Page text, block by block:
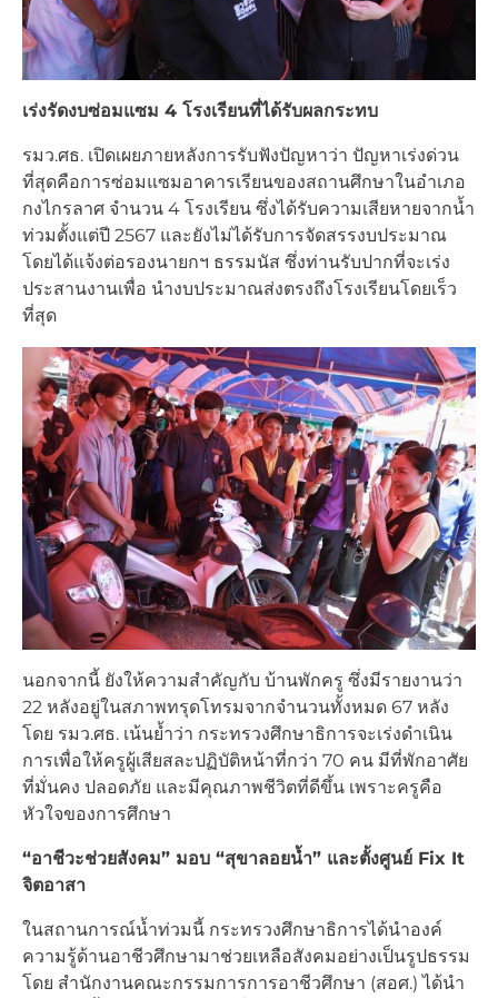
เร่งรัดงบซ่อมแซม 4 โรงเรียนที่ได้รับผลกระทบ
รมว.ศธ. เปิดเผยภายหลังการรับฟังปัญหาว่า ปัญหาเร่งด่วน
ที่สุดคือการซ่อมแซมอาคารเรียนของสถานศึกษาในอำเภอ
กงไกรลาศ จำนวน 4 โรงเรียน ซึ่งได้รับความเสียหายจากน้ำ
ท่วมตั้งแต่ปี 2567 และยังไม่ได้รับการจัดสรรงบประมาณ
โดยได้แจ้งต่อรองนายกฯ ธรรมนัส ซึ่งท่านรับปากที่จะเร่ง
ประสานงานเพื่อ นำงบประมาณส่งตรงถึงโรงเรียนโดยเร็ว
ที่สุด
นอกจากนี้ ยังให้ความสำคัญกับ บ้านพักครู ซึ่งมีรายงานว่า
22 หลังอยู่ในสภาพทรุดโทรมจากจำนวนทั้งหมด 67 หลัง
โดย รมว.ศธ. เน้นย้ำว่า กระทรวงศึกษาธิการจะเร่งดำเนิน
การเพื่อให้ครูผู้เสียสละปฏิบัติหน้าที่กว่า 70 คน มีที่พักอาศัย
ที่มั่นคง ปลอดภัย และมีคุณภาพชีวิตที่ดีขึ้น เพราะครูคือ
หัวใจของการศึกษา
“อาชีวะช่วยสังคม” มอบ “สุขาลอยน้ำ” และตั้งศูนย์ Fix It
จิตอาสา
ในสถานการณ์น้ำท่วมนี้ กระทรวงศึกษาธิการได้นำองค์
ความรู้ด้านอาชีวศึกษามาช่วยเหลือสังคมอย่างเป็นรูปธรรม
โดย สำนักงานคณะกรรมการการอาชีวศึกษา (สอศ.) ได้นำ